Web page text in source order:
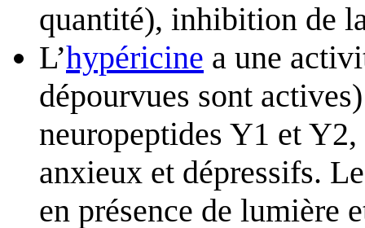
quantité), inhibition de
L’hypéricine a une
dépourvues sont
neuropeptides Y1 et
anxieux et dépressifs.
en présence de lumière